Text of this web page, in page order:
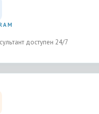
доступен 24/7